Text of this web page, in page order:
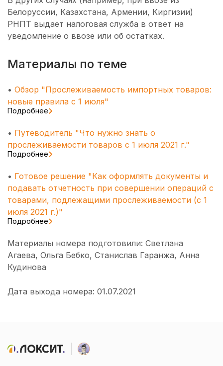
Белоруссии, Казахстана, Армении, Киргизии)
РНПТ выдает налоговая служба в ответ на
уведомление о ввозе или об остатках.
Материалы по теме
• Обзор "Прослеживаемость импортных товаров:
новые правила с 1 июля"
Подробнее
• Путеводитель "Что нужно знать о
прослеживаемости товаров с 1 июля 2021 г."
Подробнее
• Готовое решение "Как оформлять документы и
подавать отчетность при совершении операций с
товарами, подлежащими прослеживаемости (с 1
июля 2021 г.)"
Подробнее
Материалы номера подготовили: Светлана
Агаева, Ольга Бебко, Станислав Гаранжа, Анна
Кудинова
Дата выхода номера: 01.07.2021